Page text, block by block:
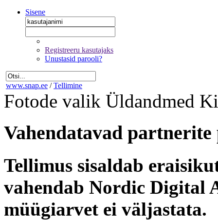
Sisene
Registreeru kasutajaks
Unustasid parooli?
www.snap.ee / Tellimine
Fotode valik Üldandmed
Vahendatavad
Tellimus sisaldab
vahendab Nordic Digital
müügiarvet ei väljastata.